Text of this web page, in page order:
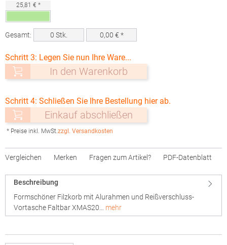
25,81 € *
Gesamt: 0 Stk. 0,00 € *
Schritt 3: Legen Sie nun Ihre Ware...
In den Warenkorb
Schritt 4: Schließen Sie Ihre Bestellung hier ab.
Einkauf abschließen
* Preise inkl. MwSt.zzgl. Versandkosten
Vergleichen Merken Fragen zum Artikel? PDF-Datenblatt
Beschreibung
Formschöner Filzkorb mit Alurahmen und Reißverschluss-
Vortasche Faltbar XMAS20… mehr